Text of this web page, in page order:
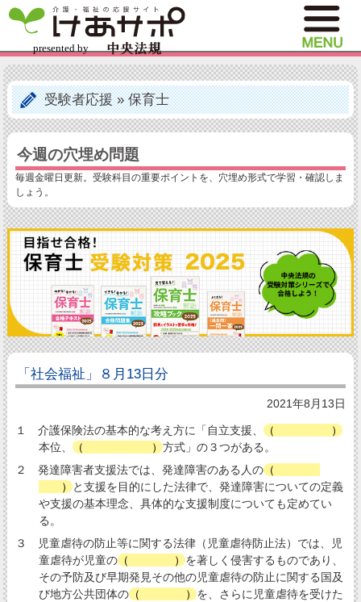
受験者応援»保育士
今週の穴埋め問題
毎週金曜日更新。受験科目の重要ポイントを、穴埋め形式で学習・確認しま
しょう。
「社会福祉」８月13日分
2021年8月13日
１ 介護保険法の基本的な考え方に「自立支援、 （
）
本位、 （ ）方式」の３つがある。
２ 発達障害者支援法では、発達障害のある人の（
）と支援を目的にした法律で、発達障害についての定義
や支援の基本理念、具体的な支援制度についても定めてい
る。
３ 児童虐待の防止等に関する法律（児童虐待防止法）では、児
童虐待が児童の（ ）を著しく侵害するものであり、
その予防及び早期発見その他の児童虐待の防止に関する国及
び地方公共団体の（ ）を、さらに児童虐待を受けた